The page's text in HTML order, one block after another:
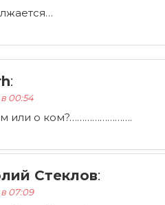
:
в 00:54
или о ком?…………………….
Стеклов:
в 07:09